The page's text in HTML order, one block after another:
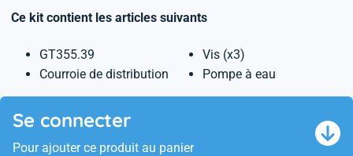
Ce kit contient les articles suivants
GT355.39
Courroie de distribution
Vis (x3)
Pompe à eau
Se connecter
Pour ajouter ce produit au panier